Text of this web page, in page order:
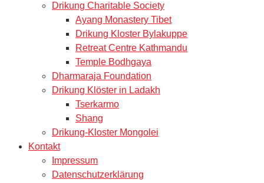
Drikung Charitable Society
Ayang Monastery Tibet
Drikung Kloster Bylakuppe
Retreat Centre Kathmandu
Temple Bodhgaya
Dharmaraja Foundation
Drikung Klöster in Ladakh
Tserkarmo
Shang
Drikung-Kloster Mongolei
Kontakt
Impressum
Datenschutzerklärung